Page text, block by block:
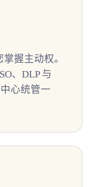
握主动权。
、DLP 与
心统管一